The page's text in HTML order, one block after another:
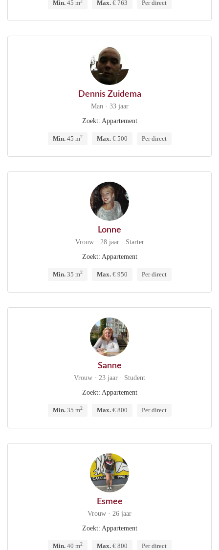
Min.45 m Max.€ 763 Per direct
Dennis Zuidema
Man · 33 jaar
Zoekt: Appartement
Min.45 m2 Max.€ 500 Per direct
Lonne
Vrouw · 28 jaar · Starter
Zoekt: Appartement
Min.35 m2 Max.€ 950 Per direct
Sanne
Vrouw · 23 jaar · Student
Zoekt: Appartement
Min.35 m2 Max.€ 800 Per direct
Esmee
Vrouw · 26 jaar
Zoekt: Appartement
Min.40 m2 Max.€ 800 Per direct